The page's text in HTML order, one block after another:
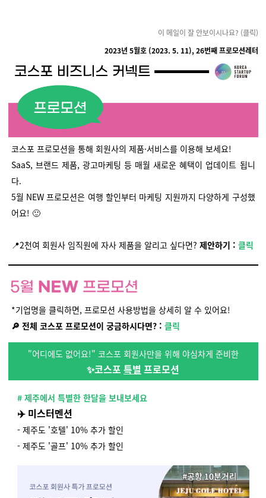
이 메일이 잘 안보이시나요? (클릭)
2023년 5월호 (2023. 5. 11), 26번째 프로모션레터
코스포 프로모션을 통해 회원사의 제품·서비스를 이용해 보세요!
SaaS, 브랜드 제품, 광고마케팅 등 매월 새로운 혜택이 업데이트 됩니
다.
5월 NEW 프로모션은 여행 할인부터 마케팅 지원까지 다양하게 구성했
어요! 🙂
📍2천여 회원사 임직원에 자사 제품을 알리고 싶다면? 제안하기 : 클릭
*기업명을 클릭하면, 프로모션 사용방법을 상세히 알 수 있어요!
🔎 전체 코스포 프로모션이 궁금하시다면? : 클릭
"어디에도 없어요!" 코스포 회원사만을 위해 야심차게 준비한
✨코스포 특별 프로모션
# 제주에서 특별한 한달을 보내보세요
✈️ 미스터멘션
- 제주도 '호텔' 10% 추가 할인
- 제주도 '골프' 10% 추가 할인